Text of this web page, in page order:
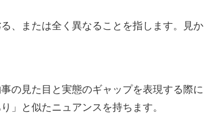
、または全く異なることを指します。見か
の見た目と実態のギャップを表現する際に
」と似たニュアンスを持ちます。